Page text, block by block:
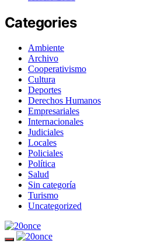
Categories
Ambiente
Archivo
Cooperativismo
Cultura
Deportes
Derechos Humanos
Empresariales
Internacionales
Judiciales
Locales
Policiales
Política
Salud
Sin categoría
Turismo
Uncategorized